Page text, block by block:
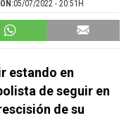
05/07/2022 - 20:51H
estando en
de seguir en
de su